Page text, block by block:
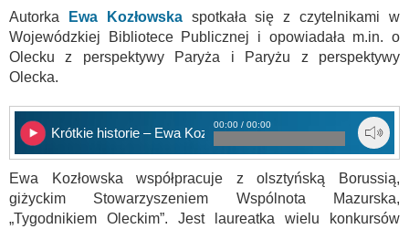
Autorka Ewa Kozłowska spotkała się z czytelnikami w
Wojewódzkiej Bibliotece Publicznej i opowiadała m.in. o
Olecku z perspektywy Paryża i Paryżu z perspektywy
Olecka.
Krótkie historie – Ewa Kozłowska
00:00 / 00:00
Ewa Kozłowska współpracuje z olsztyńską Borussią,
giżyckim Stowarzyszeniem Wspólnota Mazurska,
„Tygodnikiem Oleckim”. Jest laureatka wielu konkursów